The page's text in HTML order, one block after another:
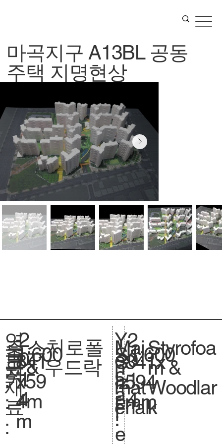
마곡지구 A13BL 공동
주택 지명현상
연
도
:
2
0
1
4
주
요
재
료
:
축
척
.
스치로폴
& 우드락
1:600
크
기
.
841
x59
4m
m
Y
e
a
r
:
Mai
n
mat
erial
:
S
c
a
l
e
S
iz
e.
2
0
1
4
1:600
841x
594
mm
Styrofoa
m &
Woodlar
k